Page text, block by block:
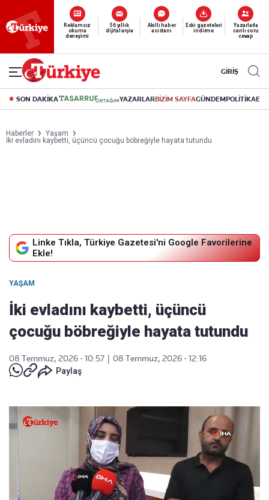
Yeni nesil dijital
abonelik 19 TL’den başlayan fiyatlarla.
GİRİŞ
SON DAKİKA YAZARLARBİZİM SAYFAGÜNDEMPOLİTİKA
Haberler
Yaşam
İki evladını kaybetti, üçüncü çocuğu böbreğiyle hayata tutundu
Linke Tıkla, Türkiye Gazetesi'ni Google Favorilerine
Ekle!
YAŞAM
İki evladını kaybetti, üçüncü
çocuğu böbreğiyle hayata tutundu
08 Temmuz, 2026 - 10:57
08 Temmuz, 2026 - 12:16
Paylaş